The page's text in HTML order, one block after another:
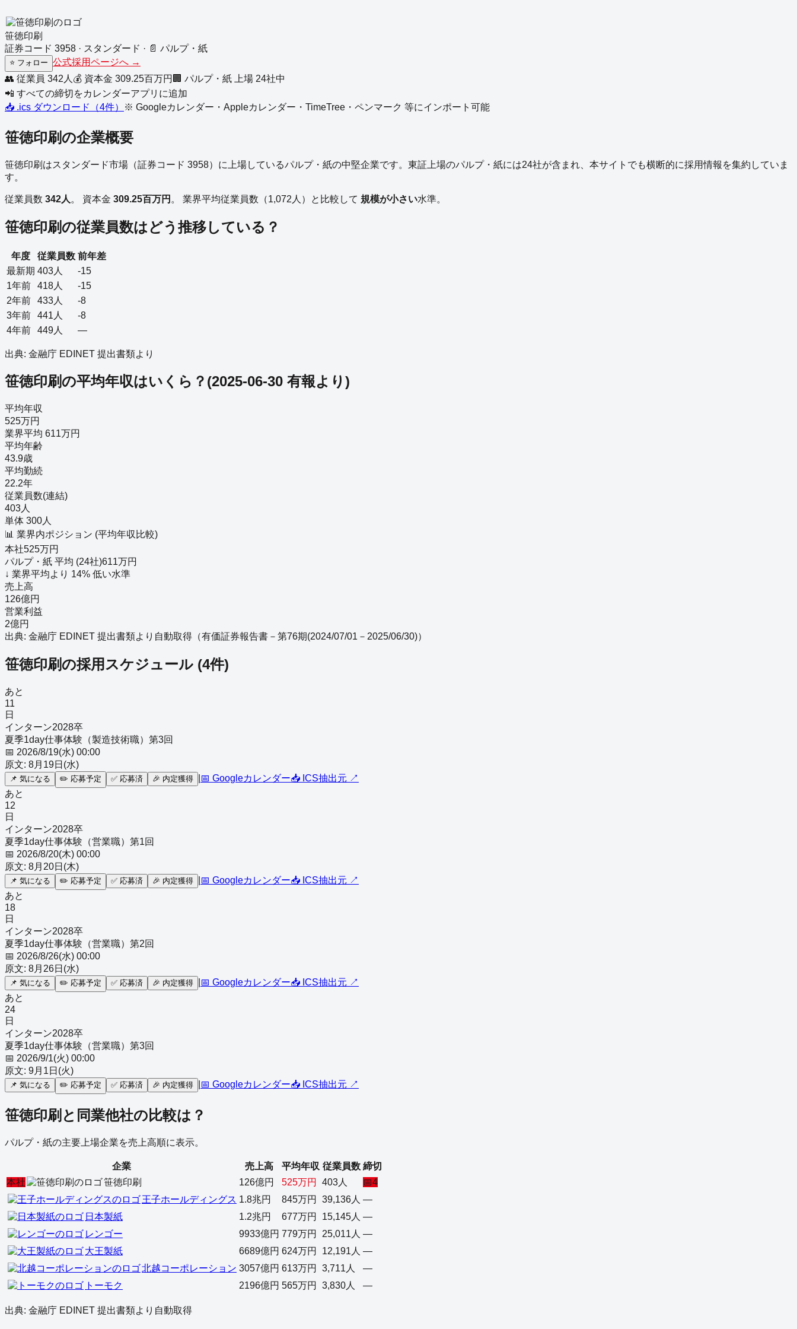
笹徳印刷
証券コード 3958 · スタンダード · 📄 パルプ・紙
⭐ フォロー 公式採用ページへ →
👥 従業員 342 人 💰 資本金 309.25百万円 🏢 パルプ・紙 上場 24社中
📲 すべての締切をカレンダーアプリに追加
📥 .ics ダウンロード（4件） ※ Googleカレンダー・Appleカレンダー・TimeTree・ペンマーク 等にインポート可能
笹徳印刷の企業概要
笹徳印刷 はスタンダード市場（証券コード 3958）に上場しているパルプ・紙の中堅企業です。 東証上場のパルプ・紙には24社が含まれ、本サイトでも横断的に採用情報を集約していま
す。
従業員数 342人 。 資本金 309.25百万円 。 業界平均従業員数（1,072 人）と比較して 規模が小さい水準。
笹徳印刷の従業員数はどう推移している？
年度 従業員数 前年差
最新期 403人
-15
1年前
418人
-15
2年前
433人
-8
3年前
441 人
-8
4年前
449人 —
出典: 金融庁 EDINET 提出書類より
笹徳印刷の平均年収はいくら？ (2025-06-30 有報より)
平均年収
525万円
業界平均 611万円
平均年齢
43.9歳
平均勤続
22.2年
従業員数(連結)
403人
単体 300人
📊 業界内ポジション (平均年収比較)
本社525万円
パルプ・紙 平均 (24社)611万円
↓ 業界平均より 14% 低い水準
売上高
126億円
営業利益
2億円
出典: 金融庁 EDINET 提出書類より自動取得（有価証券報告書－第76期(2024/07/01－2025/06/30)）
笹徳印刷の採用スケジュール (4件)
あと
11
日
インターン2028卒
夏季1day仕事体験（製造技術職）第3回
📅 2026/8/19(水) 00:00
原文: 8月19日(水)
📌 気になる ✏️ 応募予定 ✅ 応募済 🎉 内定獲得 📅 Googleカレンダー📥 ICS抽出元 ↗
あと
12
日
インターン2028卒
夏季1day仕事体験（営業職）第1回
📅 2026/8/20(木) 00:00
原文: 8月20日(木)
📌 気になる ✏️ 応募予定 ✅ 応募済 🎉 内定獲得 📅 Googleカレンダー📥 ICS抽出元 ↗
あと
18
日
インターン2028卒
夏季1day仕事体験（営業職）第2回
📅 2026/8/26(水) 00:00
原文: 8月26日(水)
📌 気になる ✏️ 応募予定 ✅ 応募済 🎉 内定獲得 📅 Googleカレンダー📥 ICS抽出元 ↗
あと
24
日
インターン2028卒
夏季1day仕事体験（営業職）第3回
📅 2026/9/1(火) 00:00
原文: 9月1日(火)
📌 気になる ✏️ 応募予定 ✅ 応募済 🎉 内定獲得 📅 Googleカレンダー📥 ICS抽出元 ↗
笹徳印刷 と同業他社の比較は？
パルプ・紙の主要上場企業を売上高順に表示。
企業 売上高 平均年収 従業員数 締切
本社
笹徳印刷 126億円 525万円 403人 📅4
王子ホールディングス 1.8兆円 845万円 39,136人 —
日本製紙
1.2兆円 677万円 15,145人 —
レンゴー
9933億円 779万円 25,011人 —
大王製紙
6689億円 624万円 12,191人 —
北越コーポレーション 3057億円 613万円 3,711人
—
トーモク
2196億円 565万円 3,830人 —
出典: 金融庁 EDINET 提出書類より自動取得